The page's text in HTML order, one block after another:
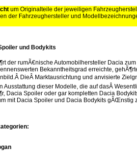
um Originalteile der jeweiligen
der Fahrzeughersteller und
und Bodykits
der rumÃ€nische Automobilhersteller Dacia
Bekanntheitsgrad erreichte,
DieÂ Marktausrichtung und anvisierte
Ausstattung dieser Modelle, die auf dasÂ
Dacia Spoiler oder gar kompletten Dacia
mit Dacia Spoiler und Dacia Bodykits gÃŒnstig